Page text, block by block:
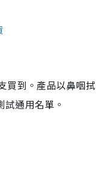
買到。產品以鼻咽
通用名單。